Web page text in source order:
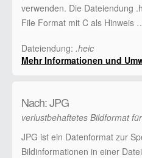
verwenden. Die Dateiendung
File Format mit C als Hinweis
Dateiendung: .heic
Mehr Informationen und
Nach: JPG
verlustbehaftetes Bildformat
JPG ist ein Datenformat zur
Bildinformationen in einer